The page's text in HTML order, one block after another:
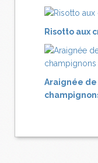
Risotto aux
Araignée